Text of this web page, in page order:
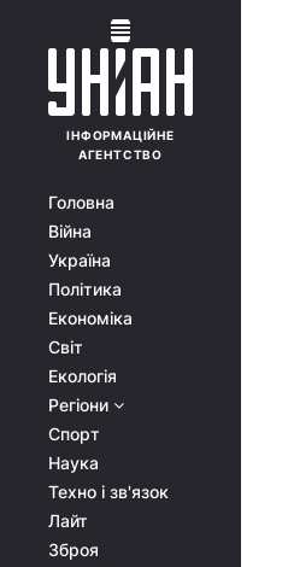
ІНФОРМАЦІЙНЕ
АГЕНТСТВО
Головна
Війна
Україна
Політика
Економіка
Світ
Екологія
Регіони
Спорт
Наука
Техно і зв'язок
Лайт
Зброя